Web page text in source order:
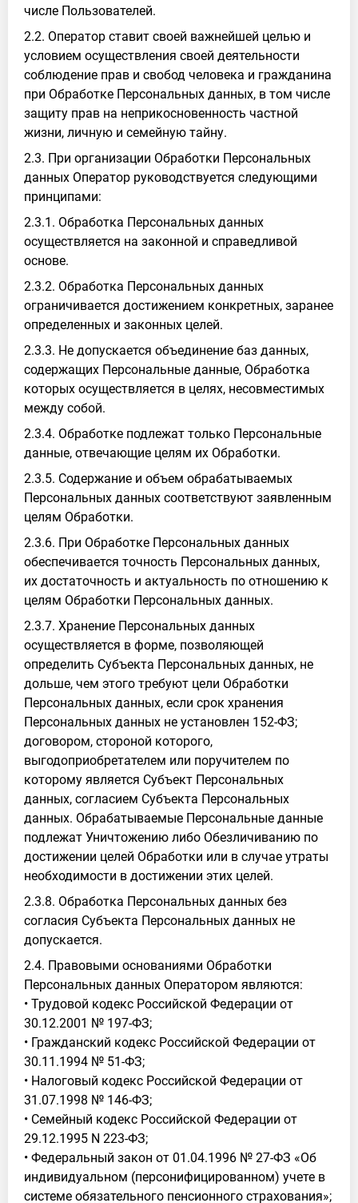
числе Пользователей.
2.2. Оператор ставит своей важнейшей целью и
условием осуществления своей деятельности
соблюдение прав и свобод человека и гражданина
при Обработке Персональных данных, в том числе
защиту прав на неприкосновенность частной
жизни, личную и семейную тайну.
2.3. При организации Обработки Персональных
данных Оператор руководствуется следующими
принципами:
2.3.1. Обработка Персональных данных
осуществляется на законной и справедливой
основе.
2.3.2. Обработка Персональных данных
ограничивается достижением конкретных, заранее
определенных и законных целей.
2.3.3. Не допускается объединение баз данных,
содержащих Персональные данные, Обработка
которых осуществляется в целях, несовместимых
между собой.
2.3.4. Обработке подлежат только Персональные
данные, отвечающие целям их Обработки.
2.3.5. Содержание и объем обрабатываемых
Персональных данных соответствуют заявленным
целям Обработки.
2.3.6. При Обработке Персональных данных
обеспечивается точность Персональных данных,
их достаточность и актуальность по отношению к
целям Обработки Персональных данных.
2.3.7. Хранение Персональных данных
осуществляется в форме, позволяющей
определить Субъекта Персональных данных, не
дольше, чем этого требуют цели Обработки
Персональных данных, если срок хранения
Персональных данных не установлен 152-ФЗ;
договором, стороной которого,
выгодоприобретателем или поручителем по
которому является Субъект Персональных
данных, согласием Субъекта Персональных
данных. Обрабатываемые Персональные данные
подлежат Уничтожению либо Обезличиванию по
достижении целей Обработки или в случае утраты
необходимости в достижении этих целей.
2.3.8. Обработка Персональных данных без
согласия Субъекта Персональных данных не
допускается.
2.4. Правовыми основаниями Обработки
Персональных данных Оператором являются:
• Трудовой кодекс Российской Федерации от
30.12.2001 № 197-ФЗ;
• Гражданский кодекс Российской Федерации от
30.11.1994 № 51-ФЗ;
• Налоговый кодекс Российской Федерации от
31.07.1998 № 146-ФЗ;
• Семейный кодекс Российской Федерации от
29.12.1995 N 223-ФЗ;
• Федеральный закон от 01.04.1996 № 27-ФЗ «Об
индивидуальном (персонифицированном) учете в
системе обязательного пенсионного страхования»;